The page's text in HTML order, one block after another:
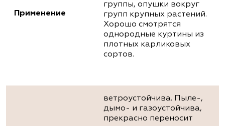
Применение
группы, опушки вокруг
групп крупных растений.
Хорошо смотрятся
однородные куртины из
плотных карликовых
сортов.
ветроустойчива. Пыле-,
дымо- и газоустойчива,
прекрасно переносит